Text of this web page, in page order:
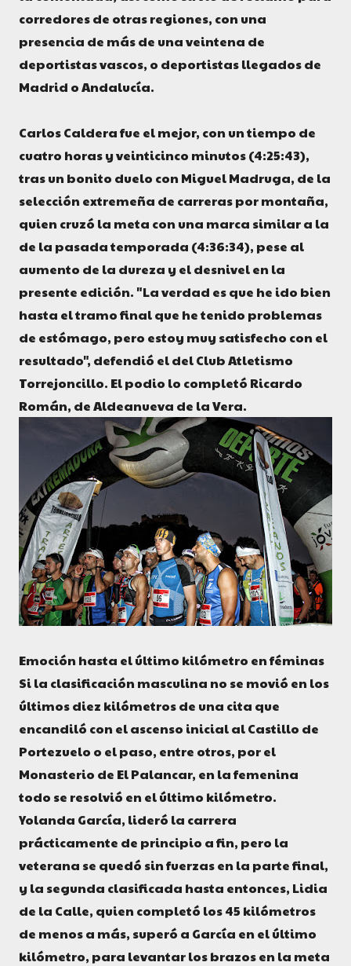
corredores de otras regiones, con una
presencia de más de una veintena de
deportistas vascos, o deportistas llegados de
Madrid o Andalucía.
Carlos Caldera fue el mejor, con un tiempo de
cuatro horas y veinticinco minutos (4:25:43),
tras un bonito duelo con Miguel Madruga, de la
selección extremeña de carreras por montaña,
quien cruzó la meta con una marca similar a la
de la pasada temporada (4:36:34), pese al
aumento de la dureza y el desnivel en la
presente edición. "La verdad es que he ido bien
hasta el tramo final que he tenido problemas
de estómago, pero estoy muy satisfecho con el
resultado", defendió el del Club Atletismo
Torrejoncillo. El podio lo completó Ricardo
Román, de Aldeanueva de la Vera.
Emoción hasta el último kilómetro en féminas
Si la clasificación masculina no se movió en los
últimos diez kilómetros de una cita que
encandiló con el ascenso inicial al Castillo de
Portezuelo o el paso, entre otros, por el
Monasterio de El Palancar, en la femenina
todo se resolvió en el último kilómetro.
Yolanda García, lideró la carrera
prácticamente de principio a fin, pero la
veterana se quedó sin fuerzas en la parte final,
y la segunda clasificada hasta entonces, Lidia
de la Calle, quien completó los 45 kilómetros
de menos a más, superó a García en el último
kilómetro, para levantar los brazos en la meta